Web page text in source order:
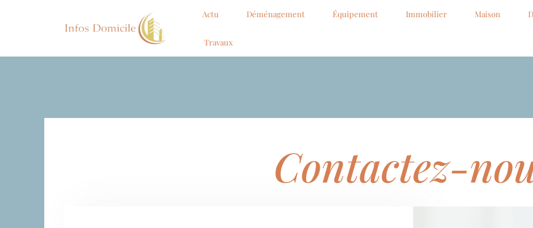
Actu Déménagement Équipement Immobilier Maison
Travaux
Contactez-